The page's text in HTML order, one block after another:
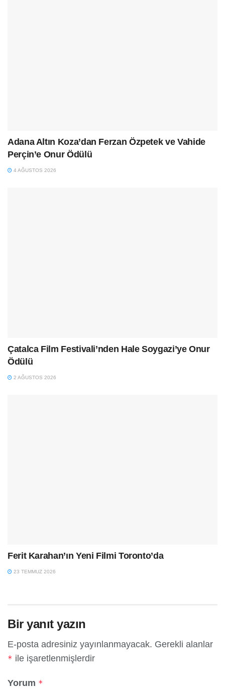
Adana Altın Koza’dan Ferzan Özpetek ve Vahide
Perçin’e Onur Ödülü
4 AĞUSTOS 2026
Çatalca Film Festivali’nden Hale Soygazi’ye Onur
Ödülü
2 AĞUSTOS 2026
Ferit Karahan’ın Yeni Filmi Toronto’da
23 TEMMUZ 2026
Bir yanıt yazın
E-posta adresiniz yayınlanmayacak. Gerekli alanlar
* ile işaretlenmişlerdir
Yorum *